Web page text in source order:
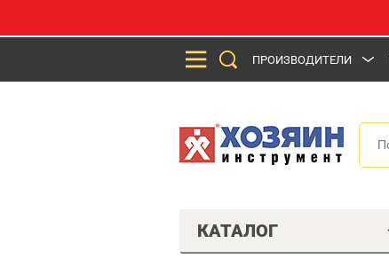
ПРОИЗВОДИТЕЛИ
КАТАЛОГ